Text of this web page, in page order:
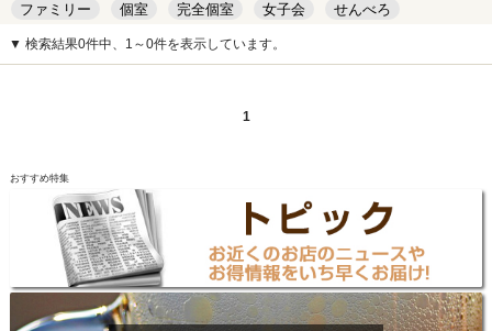
ファミリー
個室 完全個室 女子会
せんべろ
キッズルーム
安い デート
▼ 検索結果0件中、1～0件を表示しています。
1
おすすめ特集